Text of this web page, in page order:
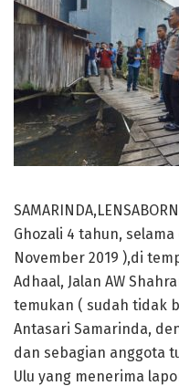
Ghozali 4 tahun,
November 2019 ),di
Adhaal, Jalan AW
temukan ( sudah tidak
Antasari Samarinda,
dan sebagian anggota
Ulu yang menerima